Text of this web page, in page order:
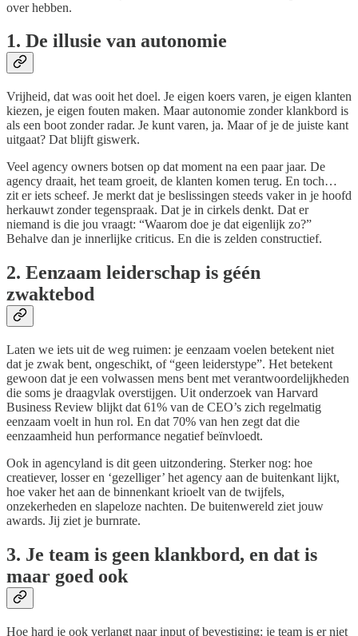
over hebben.
1. De illusie van autonomie
Vrijheid, dat was ooit het doel. Je eigen koers varen, je eigen klanten
kiezen, je eigen fouten maken. Maar autonomie zonder klankbord is
als een boot zonder radar. Je kunt varen, ja. Maar of je de juiste kant
uitgaat? Dat blijft giswerk.
Veel agency owners botsen op dat moment na een paar jaar. De
agency draait, het team groeit, de klanten komen terug. En toch…
zit er iets scheef. Je merkt dat je beslissingen steeds vaker in je hoofd
herkauwt zonder tegenspraak. Dat je in cirkels denkt. Dat er
niemand is die jou vraagt: “Waarom doe je dat eigenlijk zo?”
Behalve dan je innerlijke criticus. En die is zelden constructief.
2. Eenzaam leiderschap is géén
zwaktebod
Laten we iets uit de weg ruimen: je eenzaam voelen betekent niet
dat je zwak bent, ongeschikt, of “geen leiderstype”. Het betekent
gewoon dat je een volwassen mens bent met verantwoordelijkheden
die soms je draagvlak overstijgen. Uit onderzoek van Harvard
Business Review blijkt dat 61% van de CEO’s zich regelmatig
eenzaam voelt in hun rol. En dat 70% van hen zegt dat die
eenzaamheid hun performance negatief beïnvloedt.
Ook in agencyland is dit geen uitzondering. Sterker nog: hoe
creatiever, losser en ‘gezelliger’ het agency aan de buitenkant lijkt,
hoe vaker het aan de binnenkant krioelt van de twijfels,
onzekerheden en slapeloze nachten. De buitenwereld ziet jouw
awards. Jij ziet je burnrate.
3. Je team is geen klankbord, en dat is
maar goed ook
Hoe hard je ook verlangt naar input of bevestiging: je team is er niet